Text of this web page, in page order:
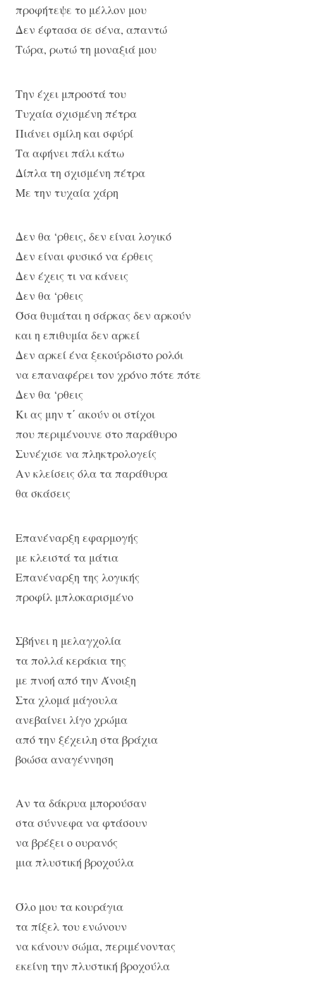
προφήτεψε το μέλλον μου
Δεν έφτασα σε σένα, απαντώ
Τώρα, ρωτώ τη μοναξιά μου
Την έχει μπροστά του
Τυχαία σχισμένη πέτρα
Πιάνει σμίλη και σφύρί
Τα αφήνει πάλι κάτω
Δίπλα τη σχισμένη πέτρα
Με την τυχαία χάρη
Δεν θα ‘ρθεις, δεν είναι λογικό
Δεν είναι φυσικό να έρθεις
Δεν έχεις τι να κάνεις
Δεν θα ‘ρθεις
Όσα θυμάται η σάρκας δεν αρκούν
και η επιθυμία δεν αρκεί
Δεν αρκεί ένα ξεκούρδιστο ρολόι
να επαναφέρει τον χρόνο πότε πότε
Δεν θα ‘ρθεις
Κι ας μην τ΄ ακούν οι στίχοι
που περιμένουνε στο παράθυρο
Συνέχισε να πληκτρολογείς
Αν κλείσεις όλα τα παράθυρα
θα σκάσεις
Επανέναρξη εφαρμογής
με κλειστά τα μάτια
Επανέναρξη της λογικής
προφίλ μπλοκαρισμένο
Σβήνει η μελαγχολία
τα πολλά κεράκια της
με πνοή από την Άνοιξη
Στα χλομά μάγουλα
ανεβαίνει λίγο χρώμα
από την ξέχειλη στα βράχια
βοώσα αναγέννηση
Αν τα δάκρυα μπορούσαν
στα σύννεφα να φτάσουν
να βρέξει ο ουρανός
μια πλυστική βροχούλα
Όλο μου τα κουράγια
τα πίξελ του ενώνουν
να κάνουν σώμα, περιμένοντας
εκείνη την πλυστική βροχούλα